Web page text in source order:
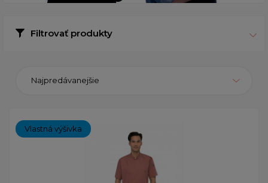
Filtrovať produkty
Najpredávanejšie
Vlastná výšivka